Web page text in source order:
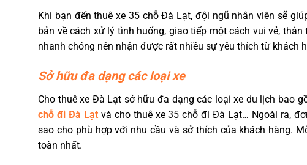
Khi bạn đến thuê xe 35 chỗ Đà Lạt, đội ngũ nhân viên sẽ
bản về cách xử lý tình huống, giao tiếp một cách vui vẻ,
nhanh chóng nên nhận được rất nhiều sự yêu thích từ khách
Sở hữu đa dạng các loại xe
Cho thuê xe Đà Lạt sở hữu đa dạng các loại xe du lịch bao
chỗ đi Đà Lạtvà cho thuê xe 35 chỗ đi Đà Lạt… Ngoài ra,
sao cho phù hợp với nhu cầu và sở thích của khách hàng.
toàn nhất.